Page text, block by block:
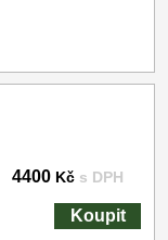
4400 Kč s DPH
Koupit